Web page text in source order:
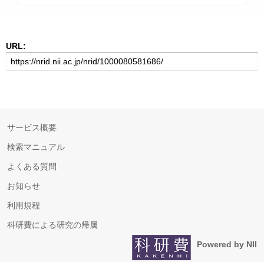
URL:
サービス概要
検索マニュアル
よくある質問
お知らせ
利用規程
科研費による研究の帰属
Powered by NII